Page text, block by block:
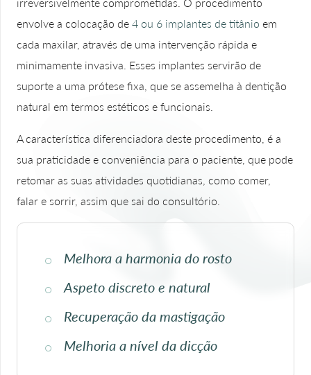
envolve a colocação de4 ou 6 implantes de titânio em
cada maxilar, através de uma intervenção rápida e
minimamente invasiva. Esses implantes servirão de
suporte a uma prótese fixa, que se assemelha à dentição
natural em termos estéticos e funcionais.
A característica diferenciadora deste procedimento, é a
sua praticidade e conveniência para o paciente, que pode
retomar as suas atividades quotidianas, como comer,
falar e sorrir, assim que sai do consultório.
Melhora a harmonia do rosto
Aspeto discreto e natural
Recuperação da mastigação
Melhoria a nível da dicção